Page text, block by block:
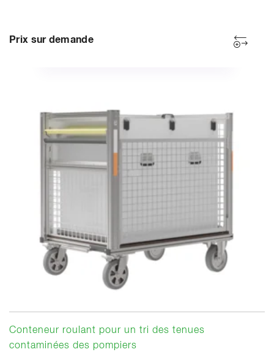
Prix sur demande
Conteneur roulant pour un tri des tenues
contaminées des pompiers